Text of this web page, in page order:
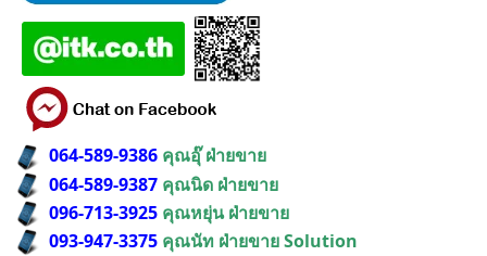
064-589-9386 คุณอุ๊ ฝ่ายขาย
064-589-9387 คุณนิด ฝ่ายขาย
096-713-3925 คุณหยุ่น ฝ่ายขาย
093-947-3375 คุณนัท ฝ่ายขาย Solution